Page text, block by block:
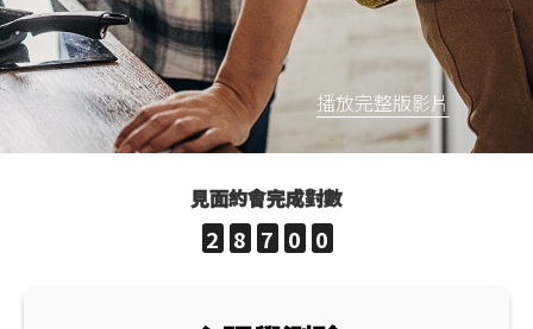
播放完整版影片
見面約會完成對數
2 8 7 0 0